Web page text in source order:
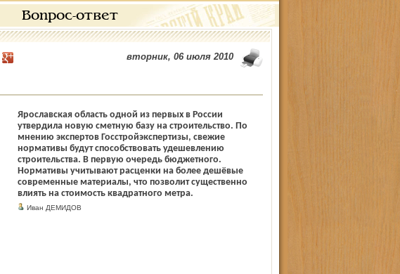
Вопрос-ответ
вторник, 06 июля 2010
Ярославская область одной из первых в России
утвердила новую сметную базу на строительство. По
мнению экспертов Госстройэкспертизы, свежие
нормативы будут способствовать удешевлению
строительства. В первую очередь бюджетного.
Нормативы учитывают расценки на более дешёвые
современные материалы, что позволит существенно
влиять на стоимость квадратного метра.
Иван ДЕМИДОВ